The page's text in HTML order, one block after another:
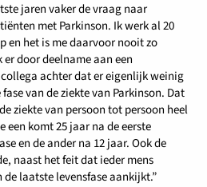
jaren vaker de vraag naar
met Parkinson. Ik werk al 20
en het is me daarvoor nooit zo
door deelname aan een
achter dat er eigenlijk weinig
van de ziekte van Parkinson. Dat
ziekte van persoon tot persoon heel
een komt 25 jaar na de eerste
en de ander na 12 jaar. Ook de
naast het feit dat ieder mens
laatste levensfase aankijkt.”